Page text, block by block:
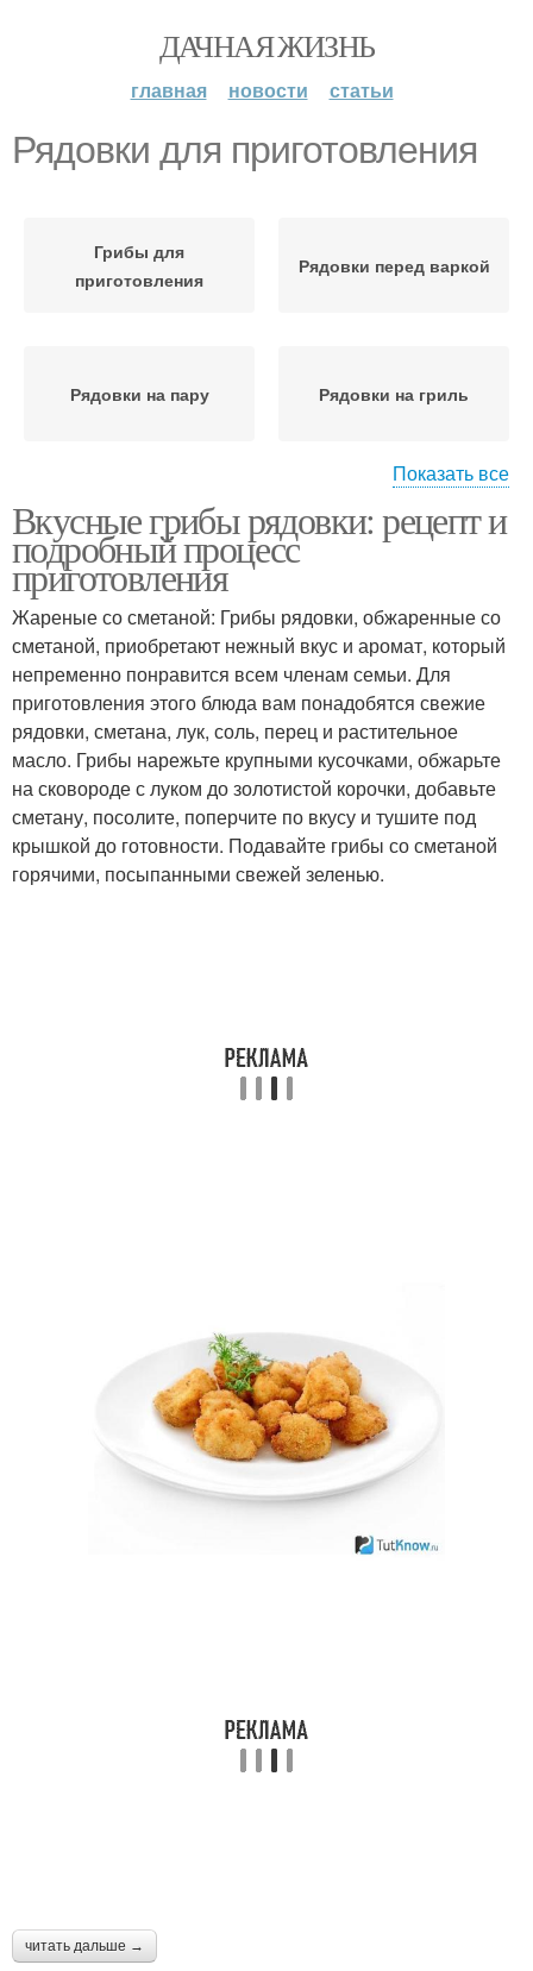
ДАЧНАЯ ЖИЗНЬ
главная новости статьи
Рядовки для приготовления
Грибы для
приготовления
Рядовки перед варкой
Рядовки на пару Рядовки на гриль
Консервированные
рядовки
Рядовки с томатами
Рядовки для заморозки Рядовки на зиму
Рядовки перед
приготовлением
Показать все
Вкусные грибы рядовки: рецепт и
подробный процесс
приготовления
Жареные со сметаной: Грибы рядовки, обжаренные со
сметаной, приобретают нежный вкус и аромат, который
непременно понравится всем членам семьи. Для
приготовления этого блюда вам понадобятся свежие
рядовки, сметана, лук, соль, перец и растительное
масло. Грибы нарежьте крупными кусочками, обжарьте
на сковороде с луком до золотистой корочки, добавьте
сметану, посолите, поперчите по вкусу и тушите под
крышкой до готовности. Подавайте грибы со сметаной
горячими, посыпанными свежей зеленью.
читать дальше →